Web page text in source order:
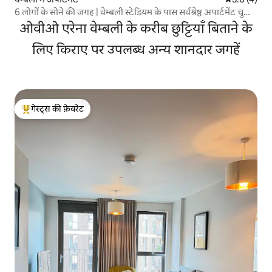
6 लोगों के सोने की जगह | वेम्बली स्टेडियम के पास सर्वश्रेष्ठ अपार्टमेंट चुना
गया
ओवीओ एरेना वेम्बली के करीब छुट्टियाँ बिताने के
लिए किराए पर उपलब्ध अन्य शानदार जगहें
गेस्ट्स का टॉप फ़ेवरेट
गेस्ट्स की फ़ेवरेट